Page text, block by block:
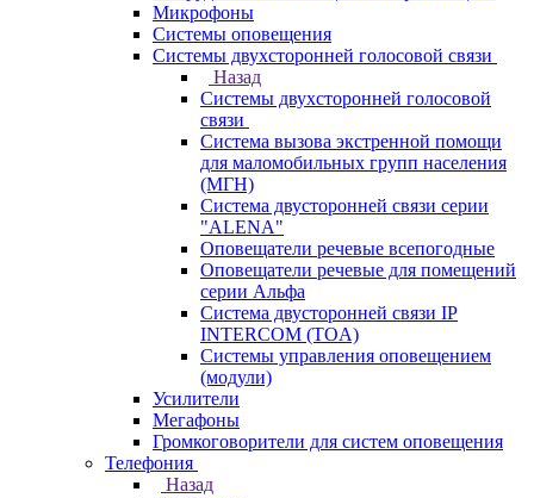
Микрофоны
Системы оповещения
Системы двухсторонней голосовой связи
Назад
Системы двухсторонней голосовой
связи
Система вызова экстренной помощи
для маломобильных групп населения
(МГН)
Система двусторонней связи серии
"ALENA"
Оповещатели речевые всепогодные
Оповещатели речевые для помещений
серии Альфа
Система двусторонней связи IP
INTERCOM (TOA)
Системы управления оповещением
(модули)
Усилители
Мегафоны
Громкоговорители для систем оповещения
Телефония
Назад